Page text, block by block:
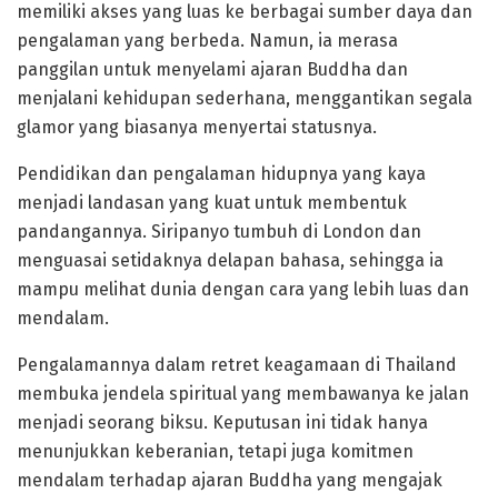
memiliki akses yang luas ke berbagai sumber daya dan
pengalaman yang berbeda. Namun, ia merasa
panggilan untuk menyelami ajaran Buddha dan
menjalani kehidupan sederhana, menggantikan segala
glamor yang biasanya menyertai statusnya.
Pendidikan dan pengalaman hidupnya yang kaya
menjadi landasan yang kuat untuk membentuk
pandangannya. Siripanyo tumbuh di London dan
menguasai setidaknya delapan bahasa, sehingga ia
mampu melihat dunia dengan cara yang lebih luas dan
mendalam.
Pengalamannya dalam retret keagamaan di Thailand
membuka jendela spiritual yang membawanya ke jalan
menjadi seorang biksu. Keputusan ini tidak hanya
menunjukkan keberanian, tetapi juga komitmen
mendalam terhadap ajaran Buddha yang mengajak